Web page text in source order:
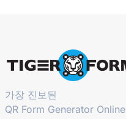
가장 진보된
QR Form Generator Online